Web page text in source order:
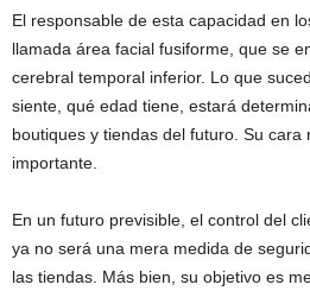
El responsable de esta capacidad en
llamada área facial fusiforme, que se
cerebral temporal inferior. Lo que
siente, qué edad tiene, estará
boutiques y tiendas del futuro. Su cara
importante.
En un futuro previsible, el control del
ya no será una mera medida de
las tiendas. Más bien, su objetivo es